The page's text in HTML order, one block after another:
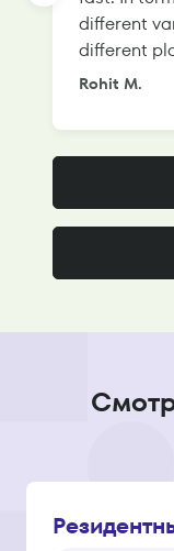
different
different
Rohit M.